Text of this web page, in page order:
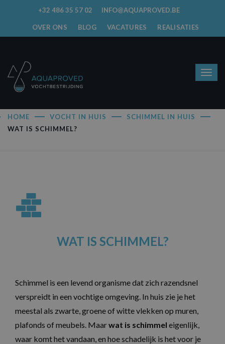
+32 486 35 57 02 INFO@AQUAPROVED.BE
OVER ONS BLOG VACATURES REALISATIES
HOME VOCHT IN HUIS
SCHIMMEL IN HUIS
WAT IS SCHIMMEL?
WAT IS SCHIMMEL?
Schimmel is een levend organisme dat zich razendsnel
verspreidt in een vochtige omgeving. In huis zie je het
meestal als zwarte, groene of witte vlekken op muren,
plafonds of meubels. Maarwat is schimmel eigenlijk,
waar komt het vandaan, en hoe schadelijk is het voor je